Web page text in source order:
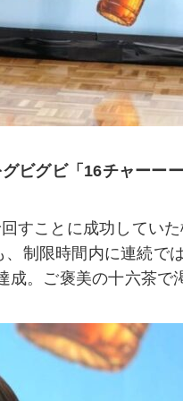
ビグビ「16チャーーー
すことに成功してい
制限時間内に連続で
。ご褒美の十六茶で